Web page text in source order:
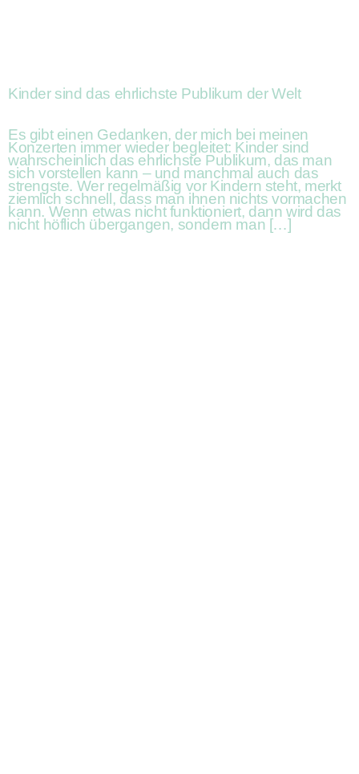
Kinder sind das ehrlichste Publikum der Welt
Es gibt einen Gedanken, der mich bei meinen
Konzerten immer wieder begleitet: Kinder sind
wahrscheinlich das ehrlichste Publikum, das man
sich vorstellen kann – und manchmal auch das
strengste. Wer regelmäßig vor Kindern steht, merkt
ziemlich schnell, dass man ihnen nichts vormachen
kann. Wenn etwas nicht funktioniert, dann wird das
nicht höflich übergangen, sondern man […]